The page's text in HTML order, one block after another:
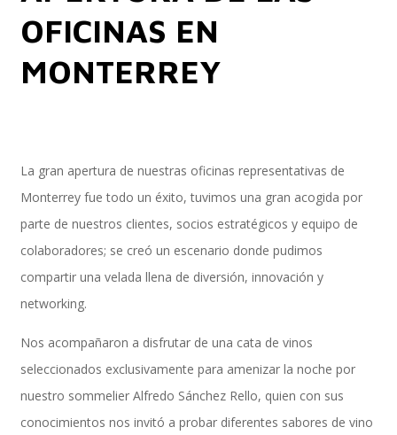
Implementación SAP SuccessFactors
Implementación Nómina Cloud Sap
SAP SuccessFactors Employee Central
Implementación Employee Central Payroll
Performance and Goals
OFICINAS EN
MONTERREY
La gran apertura de nuestras oficinas representativas de
Monterrey fue todo un éxito, tuvimos una gran acogida por
parte de nuestros clientes, socios estratégicos y equipo de
colaboradores; se creó un escenario donde pudimos
compartir una velada llena de diversión, innovación y
networking.
Nos acompañaron a disfrutar de una cata de vinos
seleccionados exclusivamente para amenizar la noche por
nuestro sommelier Alfredo Sánchez Rello, quien con sus
conocimientos nos invitó a probar diferentes sabores de vino